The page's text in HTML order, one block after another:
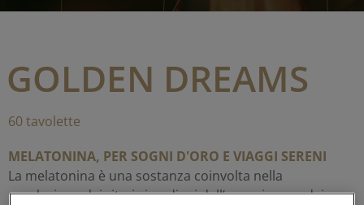
GOLDEN DREAMS
60 tavolette
MELATONINA, PER SOGNI D'ORO E VIAGGI SERENI
La melatonina è una sostanza coinvolta nella
regolazione dei ritmi circadiani dell’organismo e dei